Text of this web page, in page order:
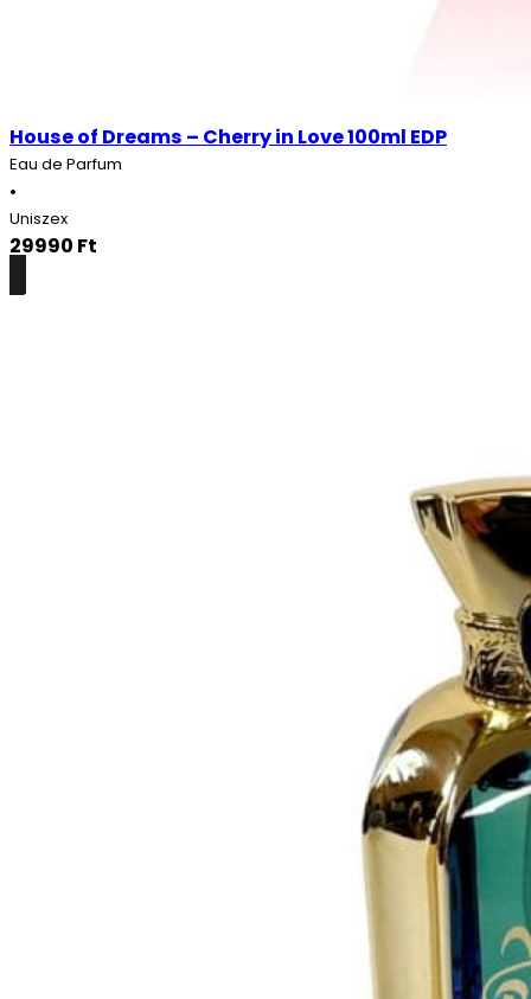
House of Dreams – Cherry in Love 100ml EDP
Eau de Parfum
•
Uniszex
29990 Ft
Részletek